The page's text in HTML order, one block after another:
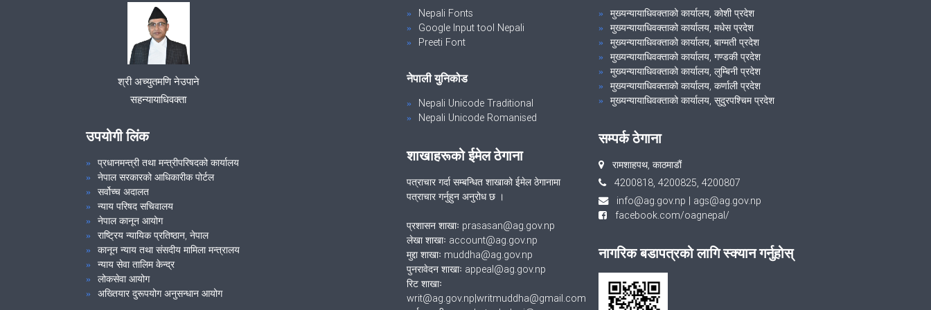
श्री अच्युतमणि नेउपाने
सहन्यायाधिवक्ता
उपयोगी लिंक
प्रधानमन्त्री तथा मन्त्रीपरिषदको कार्यालय
नेपाल सरकारको आधिकारीक पोर्टल
सर्वोच्च अदालत
न्याय परिषद सचिवालय
नेपाल कानून आयोग
राष्ट्रिय न्यायिक प्रतिष्ठान, नेपाल
कानून न्याय तथा संसदीय मामिला मन्त्रालय
न्याय सेवा तालिम केन्द्र
लोकसेवा आयोग
अख्तियार दुरूपयोग अनुसन्धान आयोग
Nepali Fonts
Google Input tool Nepali
Preeti Font
नेपाली युनिकोड
Nepali Unicode Traditional
Nepali Unicode Romanised
शाखाहरूको ईमेल ठेगाना
पत्राचार गर्दा सम्बन्धित शाखाको ईमेल ठेगानामा
पत्राचार गर्नुहुन अनुरोध छ ।
प्रशासन शाखाः prasasan@ag.gov.np
लेखा शाखाः account@ag.gov.np
मुद्दा शाखाः muddha@ag.gov.np
पुनरावेदन शाखाः appeal@ag.gov.np
रिट शाखाः
writ@ag.gov.np|writmuddha@gmail.com
मुख्यन्यायाधिवक्ताको कार्यालय, कोशी प्रदेश
मुख्यन्यायाधिवक्ताको कार्यालय, मधेस प्रदेश
मुख्यन्यायाधिवक्ताको कार्यालय, बाग्मती प्रदेश
मुख्यन्यायाधिवक्ताको कार्यालय, गण्डकी प्रदेश
मुख्यन्यायाधिवक्ताको कार्यालय, लुम्बिनी प्रदेश
मुख्यन्यायाधिवक्ताको कार्यालय, कर्णाली प्रदेश
मुख्यन्यायाधिवक्ताको कार्यालय, सुदुरपश्चिम प्रदेश
सम्पर्क ठेगाना
रामशाहपथ, काठमाडौं
4200818, 4200825, 4200807
info@ag.gov.np | ags@ag.gov.np
facebook.com/oagnepal/
नागरिक बडापत्रको लागि स्क्यान गर्नुहोस्